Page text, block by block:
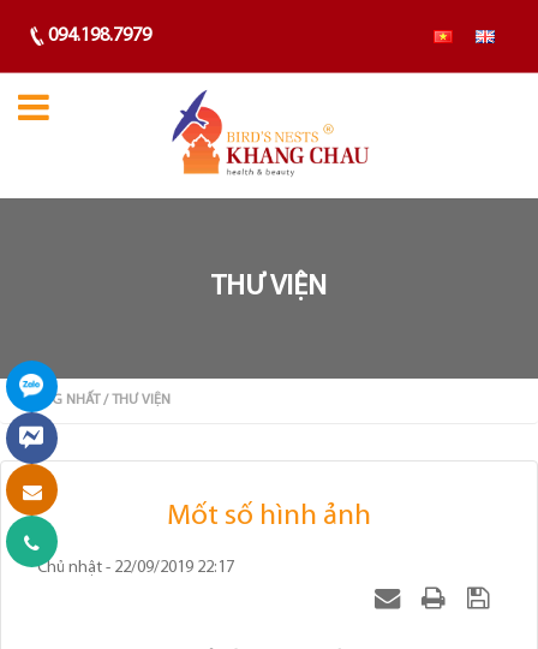
094.198.7979
THƯ VIỆN
TRANG NHẤT / THƯ VIỆN
Mốt số hình ảnh
Chủ nhật - 22/09/2019 22:17